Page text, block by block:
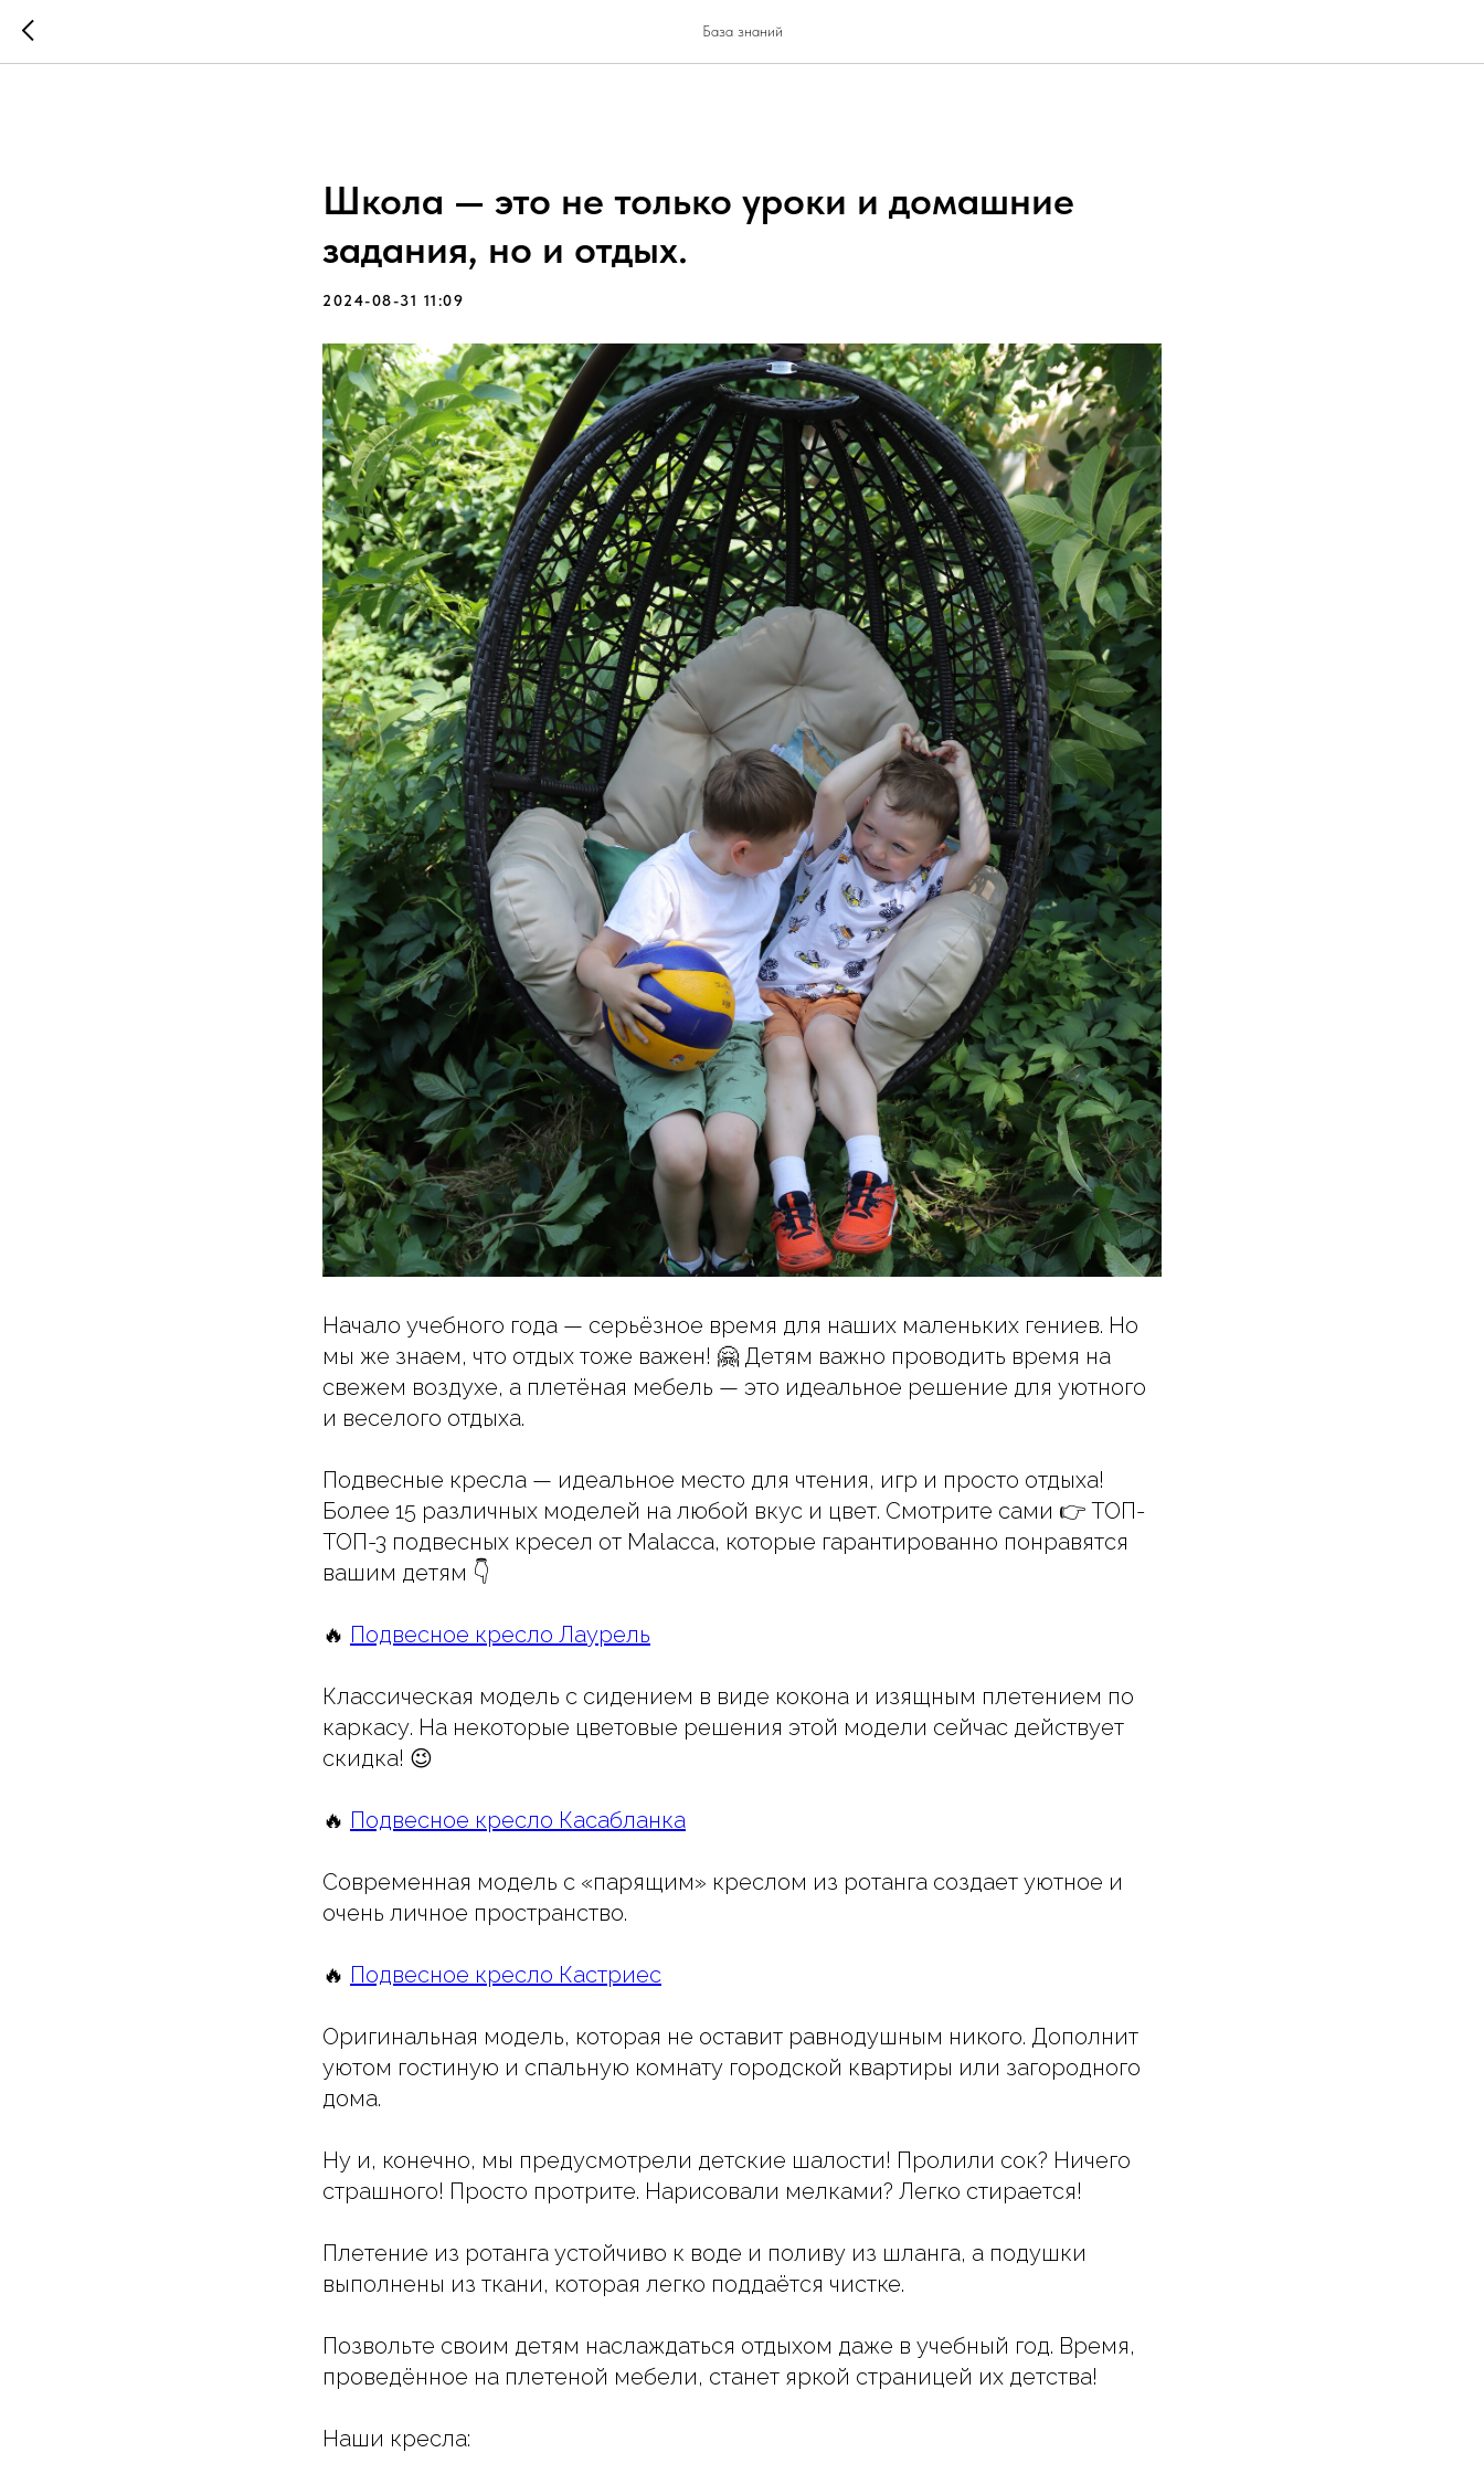
База знаний
Школа — это не только уроки и домашние
задания, но и отдых.
2024-08-31 11:09
Начало учебного года — серьёзное время для наших маленьких гениев. Но
мы же знаем, что отдых тоже важен! 🤗 Детям важно проводить время на
свежем воздухе, а плетёная мебель — это идеальное решение для уютного
и веселого отдыха.
Подвесные кресла — идеальное место для чтения, игр и просто отдыха!
Более 15 различных моделей на любой вкус и цвет. Смотрите сами 👉 ТОП-
ТОП-3 подвесных кресел от Malacca, которые гарантированно понравятся
вашим детям 👇
🔥 Подвесное кресло Лаурель
Классическая модель с сидением в виде кокона и изящным плетением по
каркасу. На некоторые цветовые решения этой модели сейчас действует
скидка! 😉
🔥 Подвесное кресло Касабланка
Современная модель с «парящим» креслом из ротанга создает уютное и
очень личное пространство.
🔥 Подвесное кресло Кастриес
Оригинальная модель, которая не оставит равнодушным никого. Дополнит
уютом гостиную и спальную комнату городской квартиры или загородного
дома.
Ну и, конечно, мы предусмотрели детские шалости! Пролили сок? Ничего
страшного! Просто протрите. Нарисовали мелками? Легко стирается!
Плетение из ротанга устойчиво к воде и поливу из шланга, а подушки
выполнены из ткани, которая легко поддаётся чистке.
Позвольте своим детям наслаждаться отдыхом даже в учебный год. Время,
проведëнное на плетеной мебели, станет яркой страницей их детства!
Наши кресла: